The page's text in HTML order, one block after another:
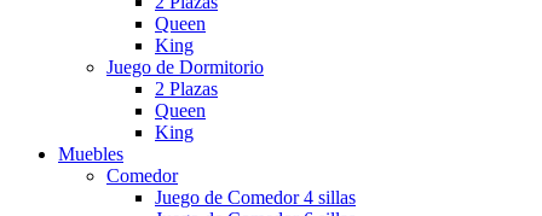
Queen
King
Juego de Dormitorio
2 Plazas
Queen
King
Muebles
Comedor
Juego de Comedor 4 sillas